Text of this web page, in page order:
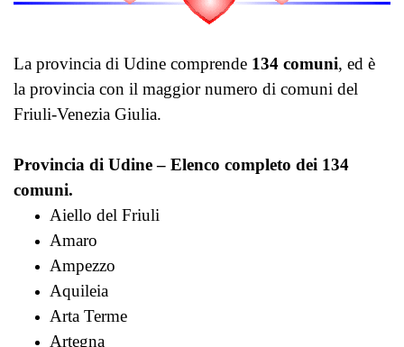
La provincia di Udine comprende 134 comuni, ed è
la provincia con il maggior numero di comuni del
Friuli-Venezia Giulia.
Provincia di Udine – Elenco completo dei 134
comuni.
Aiello del Friuli
Amaro
Ampezzo
Aquileia
Arta Terme
Artegna